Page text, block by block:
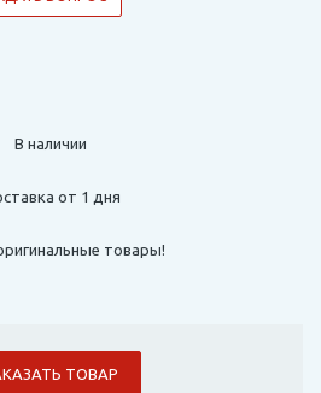
В наличии
от 1 дня
товары!
ТОВАР